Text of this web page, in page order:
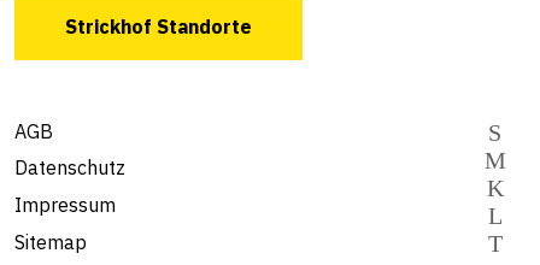
Strickhof Standorte
AGB
Datenschutz
Impressum
Sitemap